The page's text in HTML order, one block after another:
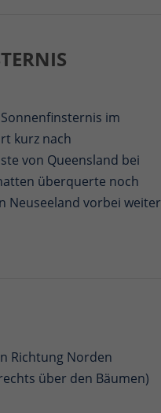
im
kurz nach
von Queensland bei
überquerte noch
Neuseeland vorbei weiter
Richtung Norden
über den Bäumen)